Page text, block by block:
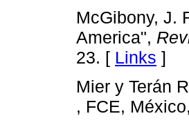
McGibony, J.
America",
23. [ Links ]
Mier y Terán
, FCE,